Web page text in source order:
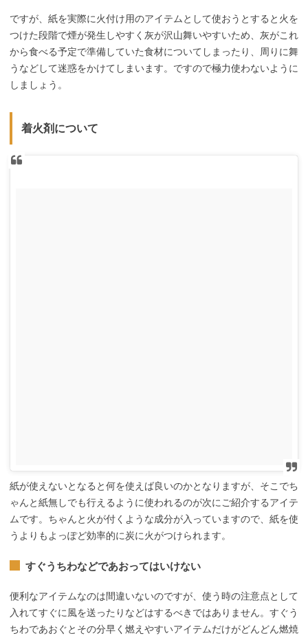
ですが、紙を実際に火付け用のアイテムとして使おうとすると火を
つけた段階で煙が発生しやすく灰が沢山舞いやすいため、灰がこれ
から食べる予定で準備していた食材についてしまったり、周りに舞
うなどして迷惑をかけてしまいます。ですので極力使わないように
しましょう。
着火剤について
紙が使えないとなると何を使えば良いのかとなりますが、そこでち
ゃんと紙無しでも行えるように使われるのが次にご紹介するアイテ
ムです。ちゃんと火が付くような成分が入っていますので、紙を使
うよりもよっぽど効率的に炭に火がつけられます。
すぐうちわなどであおってはいけない
便利なアイテムなのは間違いないのですが、使う時の注意点として
入れてすぐに風を送ったりなどはするべきではありません。すぐう
ちわであおぐとその分早く燃えやすいアイテムだけがどんどん燃焼